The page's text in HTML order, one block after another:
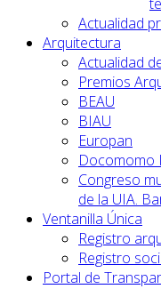
Actualidad
Arquitectura
Actualidad
Premios
BEAU
BIAU
Europan
Docomomo
Congreso
de la UIA.
Ventanilla Única
Registro
Registro
Portal de